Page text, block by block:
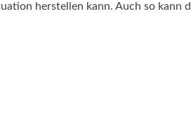
herstellen kann. Auch so kann